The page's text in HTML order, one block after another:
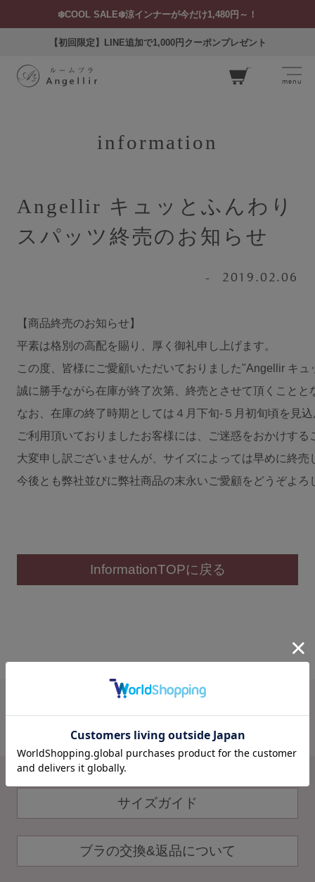
❄️COOL SALE❄️涼インナーが今だけ1,480円～！
【初回限定】LINE追加で1,000円クーポンプレゼント
menu
ログイン お気に入り 閲覧履歴
ブラジャーを探す
すべてのブラジャー
人気ランキング
ナイトブラ／夜用ブラ
デイリーブラ／日中用ブラ
ノンワイヤーブラ
全商品一覧
ブラショーツセット
レッグケア
フェムケア
ブラパッド／ギフト
バストケアコスメ
術後用ブラ
information
Angellir キュッとふんわり
スパッツ終売のお知らせ
2019.02.06
【商品終売のお知らせ】
平素は格別の高配を賜り、厚く御礼申し上げます。
この度、皆様にご愛顧いただいておりました"Angellir キュ
誠に勝手ながら在庫が終了次第、終売とさせて頂くことと
なお、在庫の終了時期としては４月下旬-５月初旬頃を見
ご利用頂いておりましたお客様には、ご迷惑をおかけす
大変申し訳ございませんが、サイズによっては早めに終
今後とも弊社並びに弊社商品の末永いご愛顧をどうぞよろ
InformationTOPに戻る
アンジェリール TOP
お知らせ
Angellir キュッとふんわりスパッツ終売のお知
サイズガイド
ブラの交換&返品について